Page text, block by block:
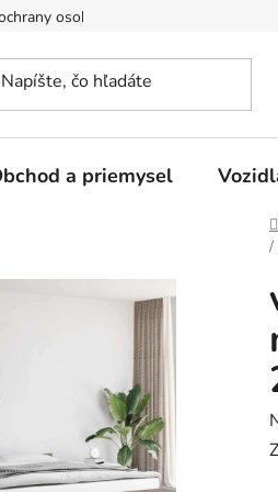
osobných údajov
a priemysel
/